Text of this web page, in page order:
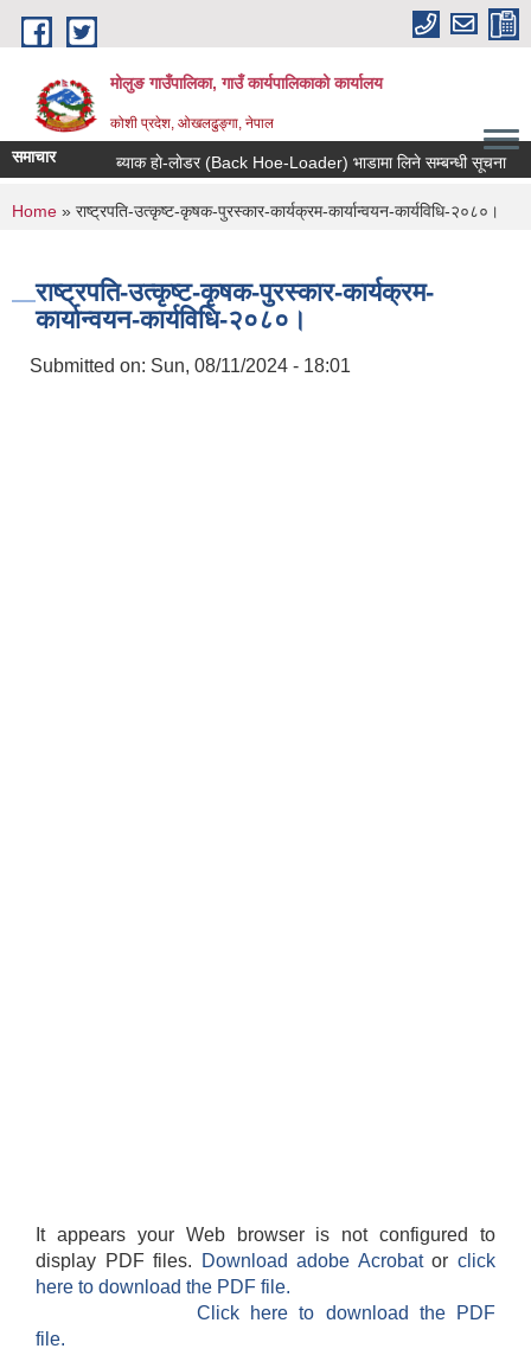
Skip to main content
मोलुङ गाउँपालिका, गाउँ कार्यपालिकाको कार्यालय
कोशी प्रदेश, ओखलढुङ्गा, नेपाल
समाचार ब्याक हाे-लाेडर (Back Hoe-Loader) भाडामा लिने सम्बन्धी सूचना
You are here
Home » राष्ट्रपति-उत्कृष्ट-कृषक-पुरस्कार-कार्यक्रम-कार्यान्वयन-कार्यविधि-२०८०।
राष्ट्रपति-उत्कृष्ट-कृषक-पुरस्कार-कार्यक्रम-
कार्यान्वयन-कार्यविधि-२०८०।
Submitted on: Sun, 08/11/2024 - 18:01
It appears your Web browser is not configured to
display PDF files.
Download adobe Acrobatorclick
here to download the PDF file.
Click here to download the PDF
file.